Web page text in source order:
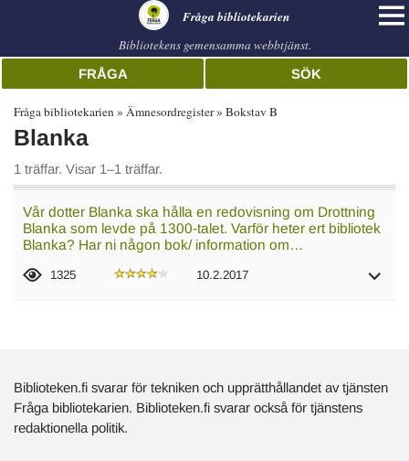
Fråga bibliotekarien
Bibliotekens gemensamma webbtjänst.
FRÅGA SÖK
Fråga bibliotekarien Ämnesordregister Bokstav B
Blanka
1 träffar. Visar 1–1 träffar.
Vår dotter Blanka ska hålla en redovisning om Drottning
Blanka som levde på 1300-talet. Varför heter ert bibliotek
Blanka? Har ni någon bok/ information om…
1325 10.2.2017
Biblioteken.fi svarar för tekniken och upprätthållandet av tjänsten
Fråga bibliotekarien. Biblioteken.fi svarar också för tjänstens
redaktionella politik.